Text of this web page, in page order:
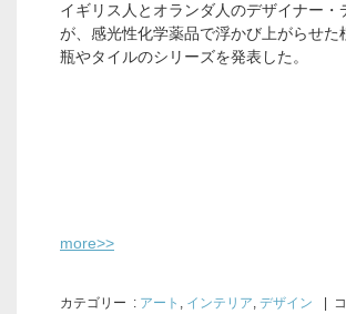
イギリス人とオランダ人のデザイナー
が、感光性化学薬品で浮かび上がらせ
瓶やタイルのシリーズを発表した。
more>>
カテゴリー : アート , インテリア, デザイン |